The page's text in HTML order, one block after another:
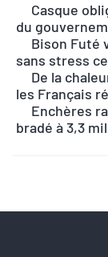
e
r
a
:
Casque
du
Bison Futé
sans stress
De la
les Français
Enchères
bradé à 3,3